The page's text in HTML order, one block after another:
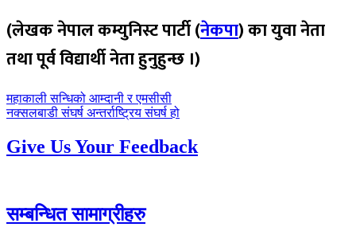
(लेखक नेपाल कम्युनिस्ट पार्टी (नेकपा) का युवा नेता
तथा पूर्व विद्यार्थी नेता हुनुहुन्छ ।)
पछिल्लाे
-
महाकाली सन्धिको आम्दानी र एमसीसी
अघिल्लाे
नक्सलबाडी संघर्ष अन्तर्राष्ट्रिय संघर्ष हो
Give Us Your Feedback
सम्बन्धित सामाग्रीहरु